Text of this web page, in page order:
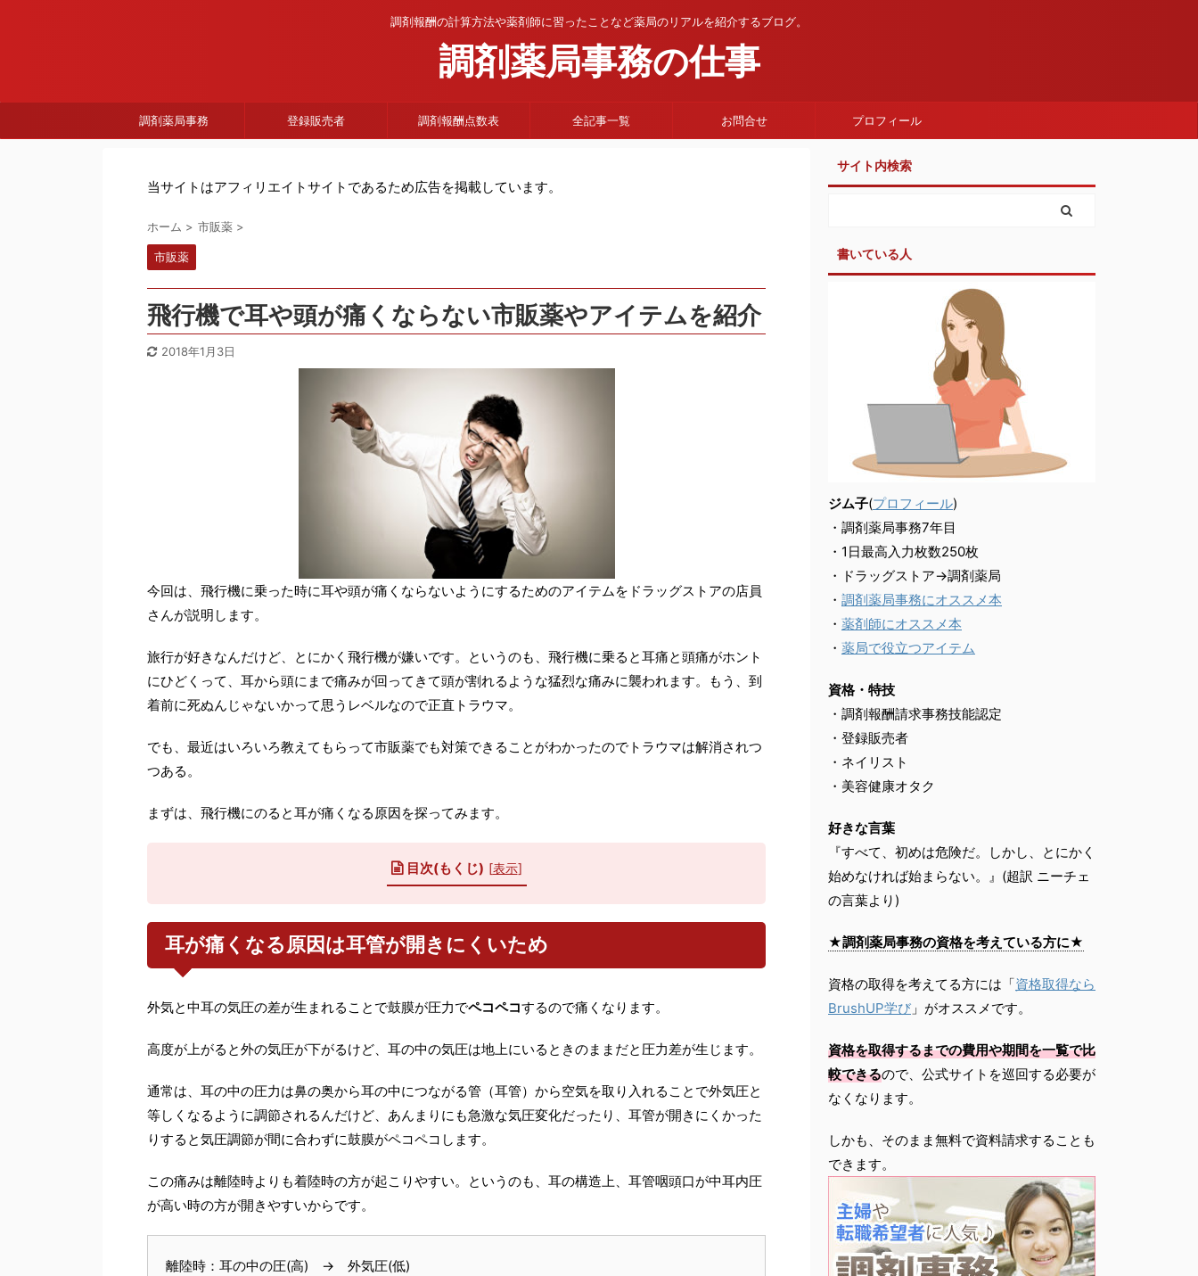
調剤報酬の計算方法や薬剤師に習ったことなど薬局のリアルを紹介するブログ。
調剤薬局事務の仕事
調剤薬局事務 登録販売者 調剤報酬点数表 全記事一覧 お問合せ プロフィール
当サイトはアフィリエイトサイトであるため広告を掲載しています。
ホーム > 市販薬 >
市販薬
飛行機で耳や頭が痛くならない市販薬やアイテムを紹介
2018年1月3日
今回は、飛行機に乗った時に耳や頭が痛くならないようにするためのアイテムをドラッグストアの店員
さんが説明します。
旅行が好きなんだけど、とにかく飛行機が嫌いです。というのも、飛行機に乗ると耳痛と頭痛がホント
にひどくって、耳から頭にまで痛みが回ってきて頭が割れるような猛烈な痛みに襲われます。もう、到
着前に死ぬんじゃないかって思うレベルなので正直トラウマ。
でも、最近はいろいろ教えてもらって市販薬でも対策できることがわかったのでトラウマは解消されつ
つある。
まずは、飛行機にのると耳が痛くなる原因を探ってみます。
目次(もくじ) [表示]
耳が痛くなる原因は耳管が開きにくいため
外気と中耳の気圧の差が生まれることで鼓膜が圧力でペコペコするので痛くなります。
高度が上がると外の気圧が下がるけど、耳の中の気圧は地上にいるときのままだと圧力差が生じます。
通常は、耳の中の圧力は鼻の奥から耳の中につながる管（耳管）から空気を取り入れることで外気圧と
等しくなるように調節されるんだけど、あんまりにも急激な気圧変化だったり、耳管が開きにくかった
りすると気圧調節が間に合わずに鼓膜がペコペコします。
この痛みは離陸時よりも着陸時の方が起こりやすい。というのも、耳の構造上、耳管咽頭口が中耳内圧
が高い時の方が開きやすいからです。
離陸時：耳の中の圧(高) → 外気圧(低)
サイト内検索
書いている人
ジム子(プロフィール)
・調剤薬局事務7年目
・1日最高入力枚数250枚
・ドラッグストア→調剤薬局
・ 調剤薬局事務にオススメ本
・ 薬剤師にオススメ本
・ 薬局で役立つアイテム
資格・特技
・調剤報酬請求事務技能認定
・登録販売者
・ネイリスト
・美容健康オタク
好きな言葉
『すべて、初めは危険だ。しかし、とにかく
始めなければ始まらない。』(超訳 ニーチェ
の言葉より)
★調剤薬局事務の資格を考えている方に★
資格の取得を考えてる方には「資格取得なら
BrushUP学び 」がオススメです。
資格を取得するまでの費用や期間を一覧で比
較できるので、公式サイトを巡回する必要が
なくなります。
しかも、そのまま無料で資料請求することも
できます。